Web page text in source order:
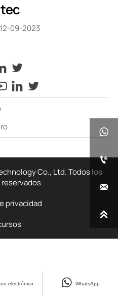
09-2023

 
Co., Ltd. Todos los
privacidad
electrónico  WhatsApp



